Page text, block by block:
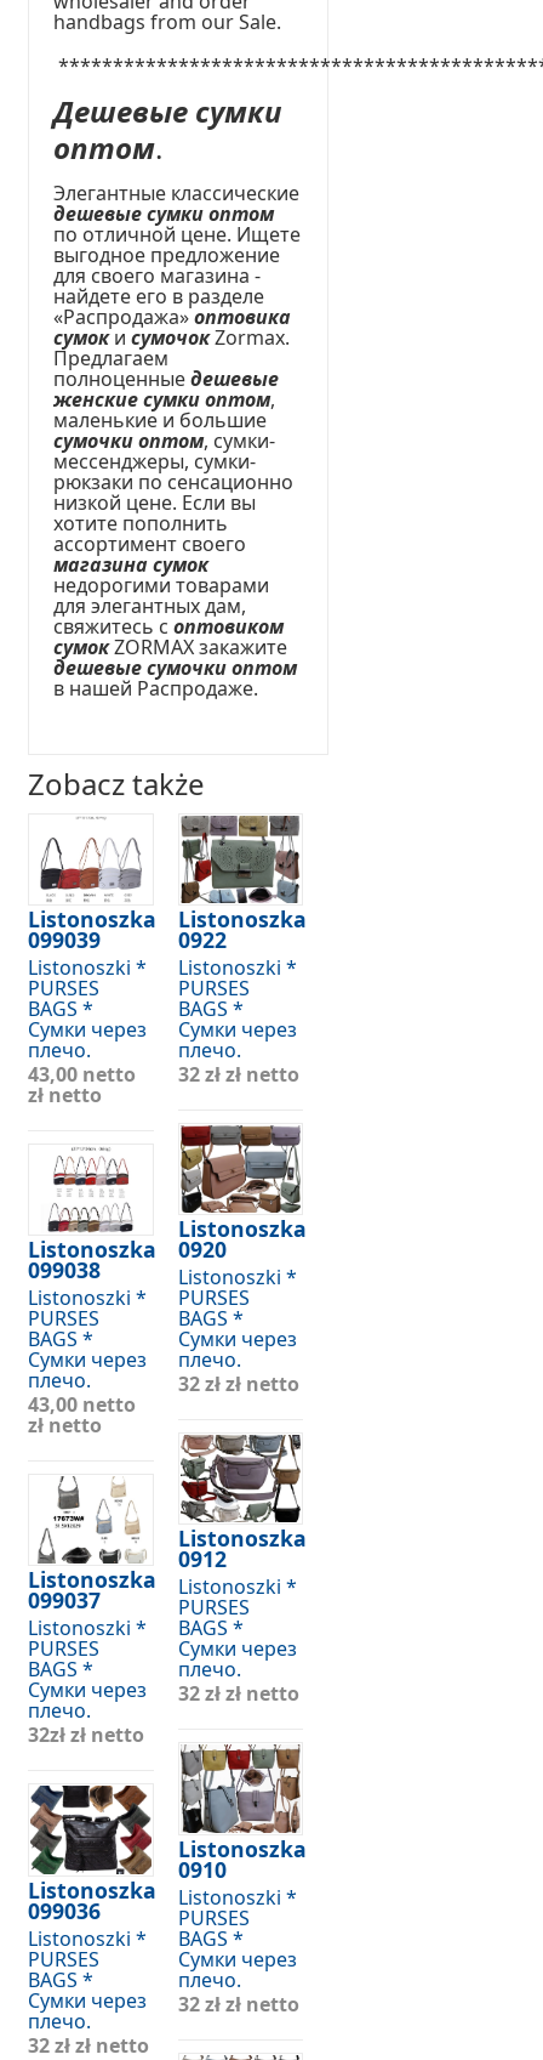
handbags from our Sale.
Дешевые сумки
оптом.
Элегантные классические
дешевые сумки оптом
по отличной цене. Ищете
выгодное предложение
для своего магазина -
найдете его в разделе
«Распродажа»оптовика
сумокисумочокZormax.
Предлагаем
полноценныедешевые
женские сумки оптом,
маленькие и большие
сумочки оптом, сумки-
мессенджеры, сумки-
рюкзаки по сенсационно
низкой цене. Если вы
хотите пополнить
ассортимент своего
магазина сумок
недорогими товарами
для элегантных дам,
свяжитесь соптовиком
сумокZORMAX закажите
дешевые сумочки оптом
в нашей Распродаже.
Zobacz także
Listonoszka
099039
Listonoszki *
PURSES
BAGS *
Сумки через
плечо.
43,00 netto
zł netto
Listonoszka
099038
Listonoszki *
PURSES
BAGS *
Сумки через
плечо.
43,00 netto
zł netto
Listonoszka
099037
Listonoszki *
PURSES
BAGS *
Сумки через
плечо.
32złzł netto
Listonoszka
099036
Listonoszki *
PURSES
BAGS *
Сумки через
плечо.
32 złzł netto
Listonoszka
0922
Listonoszki *
PURSES
BAGS *
Сумки через
плечо.
32 złzł netto
Listonoszka
0920
Listonoszki *
PURSES
BAGS *
Сумки через
плечо.
32 złzł netto
Listonoszka
0912
Listonoszki *
PURSES
BAGS *
Сумки через
плечо.
32 złzł netto
Listonoszka
0910
Listonoszki *
PURSES
BAGS *
Сумки через
плечо.
32 złzł netto